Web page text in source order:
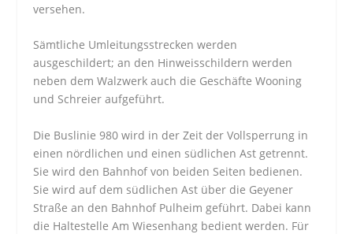
versehen.
Sämtliche Umleitungsstrecken werden
ausgeschildert; an den Hinweisschildern werden
neben dem Walzwerk auch die Geschäfte Wooning
und Schreier aufgeführt.
Die Buslinie 980 wird in der Zeit der Vollsperrung in
einen nördlichen und einen südlichen Ast getrennt.
Sie wird den Bahnhof von beiden Seiten bedienen.
Sie wird auf dem südlichen Ast über die Geyener
Straße an den Bahnhof Pulheim geführt. Dabei kann
die Haltestelle Am Wiesenhang bedient werden. Für